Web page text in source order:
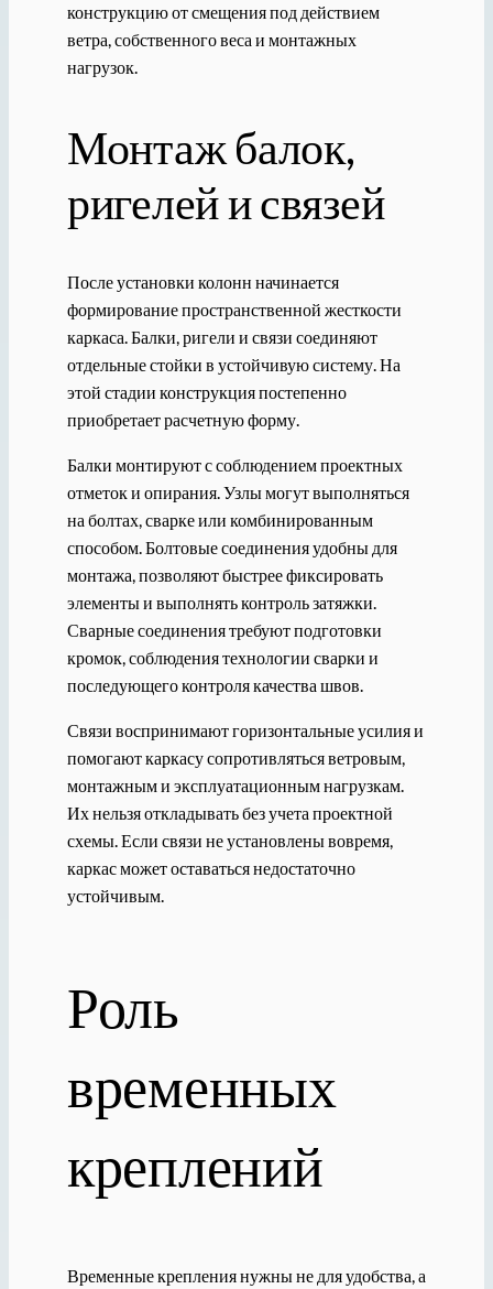
конструкцию от смещения под действием
ветра, собственного веса и монтажных
нагрузок.
Монтаж балок,
ригелей и связей
После установки колонн начинается
формирование пространственной жесткости
каркаса. Балки, ригели и связи соединяют
отдельные стойки в устойчивую систему. На
этой стадии конструкция постепенно
приобретает расчетную форму.
Балки монтируют с соблюдением проектных
отметок и опирания. Узлы могут выполняться
на болтах, сварке или комбинированным
способом. Болтовые соединения удобны для
монтажа, позволяют быстрее фиксировать
элементы и выполнять контроль затяжки.
Сварные соединения требуют подготовки
кромок, соблюдения технологии сварки и
последующего контроля качества швов.
Связи воспринимают горизонтальные усилия и
помогают каркасу сопротивляться ветровым,
монтажным и эксплуатационным нагрузкам.
Их нельзя откладывать без учета проектной
схемы. Если связи не установлены вовремя,
каркас может оставаться недостаточно
устойчивым.
Роль
временных
креплений
Временные крепления нужны не для удобства, а